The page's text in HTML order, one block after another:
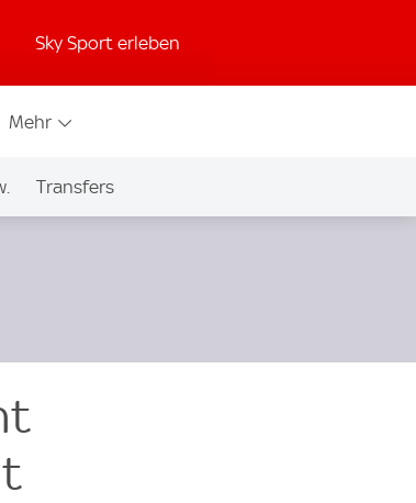
Sky Sport erleben
Mehr
Transfers